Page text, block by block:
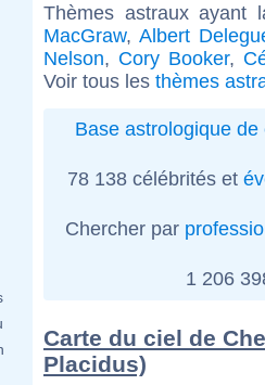
Thèmes astraux
MacGraw, Albert
Nelson, Cory Booker,
Voir tous les thèmes
Base astrologique de
78 138 célébrités et
Chercher par
1 206
Carte du ciel de
Placidus)